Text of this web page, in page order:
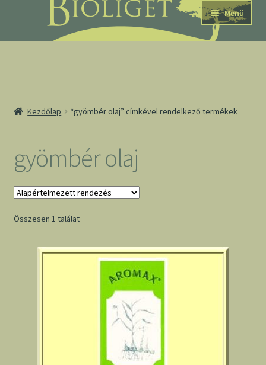
navigációhoz
tartalomba
Menü
Kezdőlap “gyömbér olaj” címkével rendelkező termékek
gyömbér olaj
Összesen 1 találat